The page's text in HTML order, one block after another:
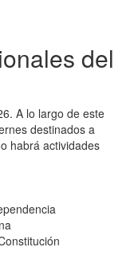
del
A lo largo de este
destinados a
habrá actividades